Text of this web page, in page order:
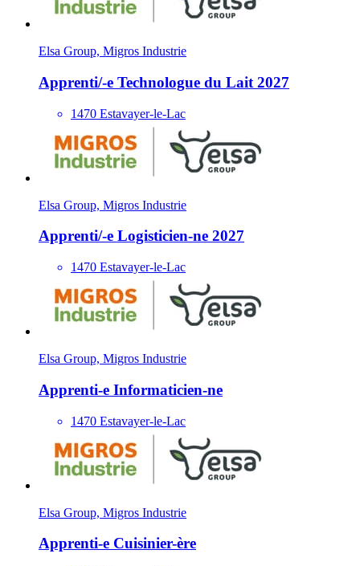
Elsa Group, Migros Industrie
Apprenti/​-e Technologue du Lait 2027
1470 Estavayer-le-Lac
Elsa Group, Migros Industrie
Apprenti/​-e Logisticien-ne 2027
1470 Estavayer-le-Lac
Elsa Group, Migros Industrie
Apprenti-e Informaticien-ne
1470 Estavayer-le-Lac
Elsa Group, Migros Industrie
Apprenti-e Cuisinier-ère